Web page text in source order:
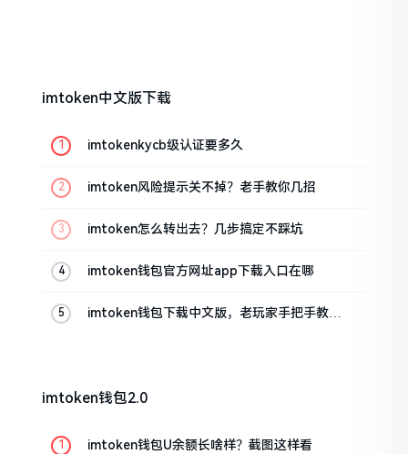
imtoken中文版下载
imtokenkycb级认证要多久
imtoken风险提示关不掉？老手教你几招
imtoken怎么转出去？几步搞定不踩坑
imtoken钱包官方网址app下载入口在哪
imtoken钱包下载中文版，老玩家手把手教你
imtoken钱包2.0
imtoken钱包U余额长啥样？截图这样看